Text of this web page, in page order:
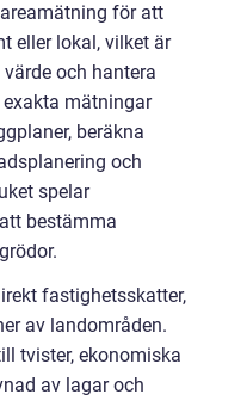
för att
eller lokal, vilket är
och hantera
mätningar
beräkna
och
spelar
bestämma
fastighetsskatter,
av landområden.
tvister, ekonomiska
av lagar och